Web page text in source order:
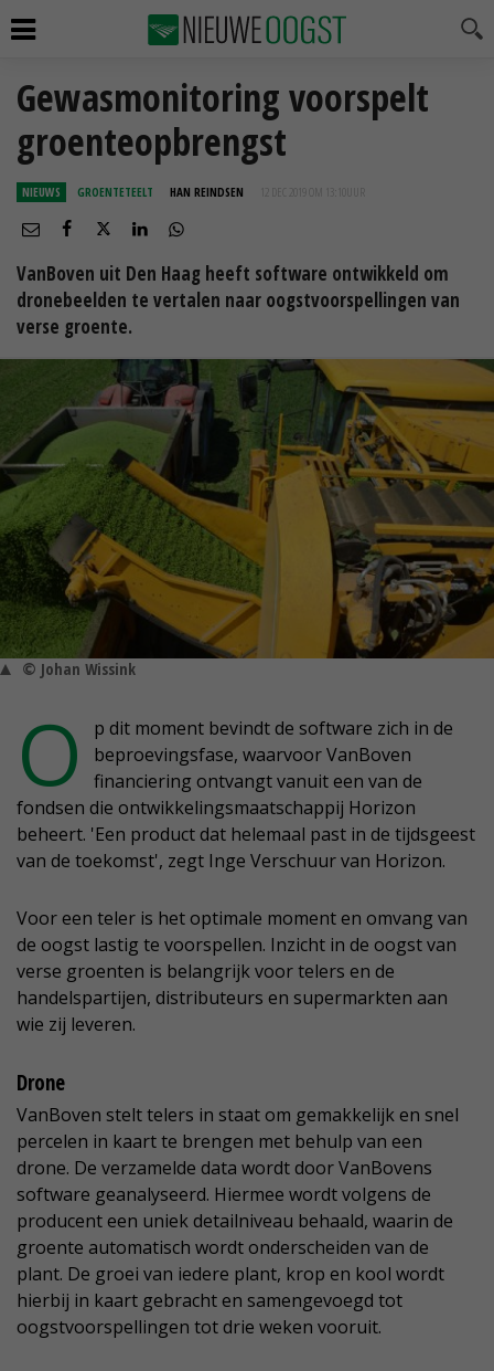
Gewasmonitoring voorspelt
groenteopbrengst
NIEUWS GROENTETEELT HAN REINDSEN 12 DEC 2019 OM 13:10
VanBoven uit Den Haag heeft software ontwikkeld om
dronebeelden te vertalen naar oogstvoorspellingen van
verse groente.
© Johan Wissink
O
p dit moment bevindt de software zich in de
beproevingsfase, waarvoor VanBoven
financiering ontvangt vanuit een van de
fondsen die ontwikkelingsmaatschappij Horizon
beheert. 'Een product dat helemaal past in de tijdsgeest
van de toekomst', zegt Inge Verschuur van Horizon.
Voor een teler is het optimale moment en omvang van
de oogst lastig te voorspellen. Inzicht in de oogst van
verse groenten is belangrijk voor telers en de
handelspartijen, distributeurs en supermarkten aan
wie zij leveren.
Drone
VanBoven stelt telers in staat om gemakkelijk en snel
percelen in kaart te brengen met behulp van een
drone. De verzamelde data wordt door VanBovens
software geanalyseerd. Hiermee wordt volgens de
producent een uniek detailniveau behaald, waarin de
groente automatisch wordt onderscheiden van de
plant. De groei van iedere plant, krop en kool wordt
hierbij in kaart gebracht en samengevoegd tot
oogstvoorspellingen tot drie weken vooruit.